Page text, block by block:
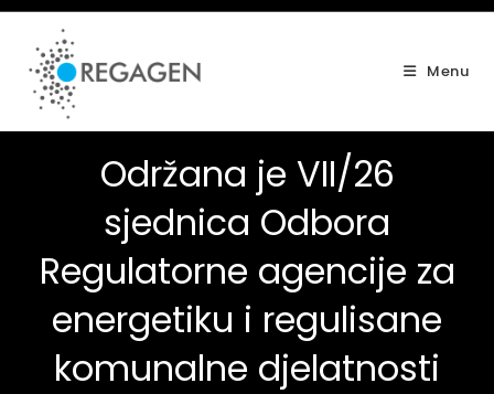
Skip
content
Menu
Održana je VII/26
sjednica Odbora
Regulatorne agencije za
energetiku i regulisane
komunalne djelatnosti